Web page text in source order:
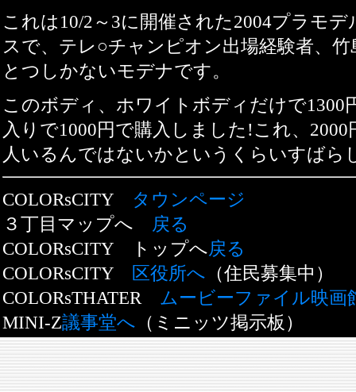
これは10/2～3に開催された2004プラモ
スで、テレ○チャンピオン出場経験者、
とつしかないモデナです。
このボディ、ホワイトボディだけで1300
入りで1000円で購入しました!これ、2000
人いるんではないかというくらいすばら
COLORsCITY
タウンページ
３丁目マップへ 戻る
COLORsCITY トップへ戻る
COLORsCITY
区役所へ （住民募集中）
COLORsTHATER ムービーファイル映画
MINI-Z議事堂へ （ミニッツ掲示板）